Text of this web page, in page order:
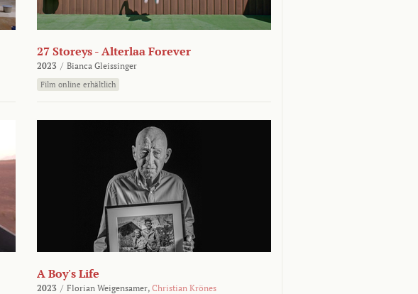
27 Storeys - Alterlaa Forever
2023 / Bianca Gleissinger
Film online erhältlich
A Boy's Life
2023 / Florian Weigensamer, Christian Krönes